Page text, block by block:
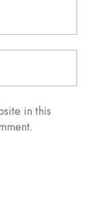
in this